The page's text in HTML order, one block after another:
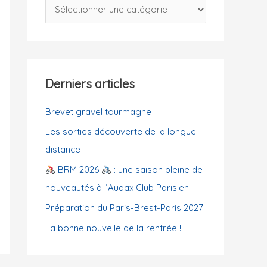
h
a
r
i
e
s
Derniers articles
Brevet gravel tourmagne
Les sorties découverte de la longue
distance
BRM 2026
: une saison pleine de
nouveautés à l’Audax Club Parisien
Préparation du Paris-Brest-Paris 2027
La bonne nouvelle de la rentrée !